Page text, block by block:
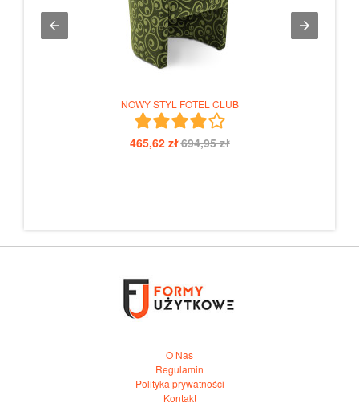
NOWY STYL FOTEL CLUB
465,62 zł694,95 zł
O Nas
Regulamin
Polityka prywatności
Kontakt